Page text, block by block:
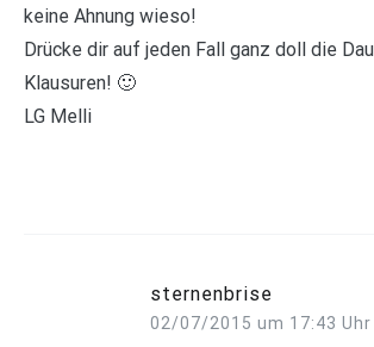
keine Ahnung wieso!
Drücke dir auf jeden Fall ganz doll die
Klausuren! 🙂
LG Melli
sternenbrise
02/07/2015 um 17:43 Uhr